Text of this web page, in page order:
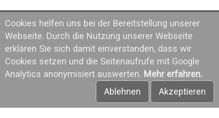
Cookies helfen uns bei der Bereitstellung unserer
Webseite. Durch die Nutzung unserer Webseite
erklären Sie sich damit einverstanden, dass wir
Cookies setzen und die Seitenaufrufe mit Google
Analytics anonymisiert auswerten. Mehr erfahren.
Ablehnen
Akzeptieren